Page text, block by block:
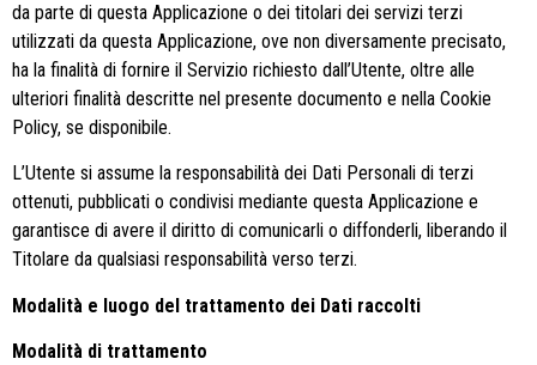
da parte di questa Applicazione o dei titolari dei servizi terzi
utilizzati da questa Applicazione, ove non diversamente precisato,
ha la finalità di fornire il Servizio richiesto dall’Utente, oltre alle
ulteriori finalità descritte nel presente documento e nella Cookie
Policy, se disponibile.
L’Utente si assume la responsabilità dei Dati Personali di terzi
ottenuti, pubblicati o condivisi mediante questa Applicazione e
garantisce di avere il diritto di comunicarli o diffonderli, liberando il
Titolare da qualsiasi responsabilità verso terzi.
Modalità e luogo del trattamento dei Dati raccolti
Modalità di trattamento